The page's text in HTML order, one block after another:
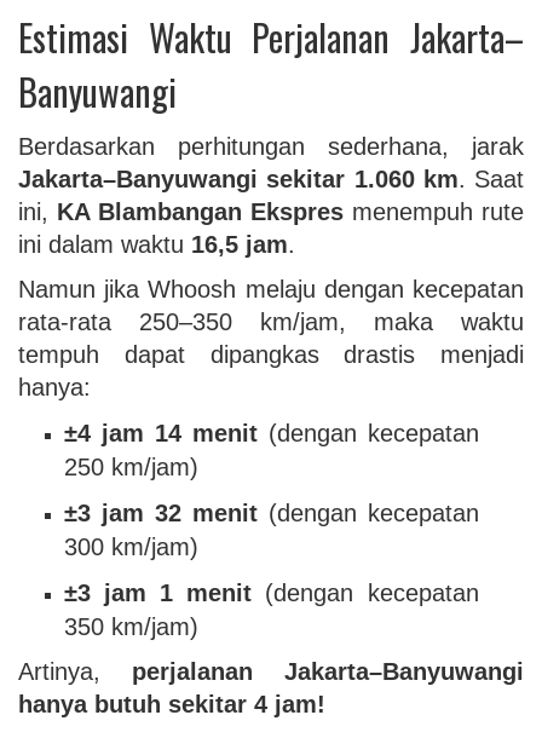
Estimasi Waktu Perjalanan Jakarta–
Banyuwangi
Berdasarkan perhitungan sederhana, jarak
Jakarta–Banyuwangi sekitar 1.060 km. Saat
ini, KA Blambangan Ekspres menempuh rute
ini dalam waktu 16,5 jam.
Namun jika Whoosh melaju dengan kecepatan
rata-rata 250–350 km/jam, maka waktu
tempuh dapat dipangkas drastis menjadi
hanya:
±4 jam 14 menit(dengan kecepatan
250 km/jam)
±3 jam 32 menit(dengan kecepatan
300 km/jam)
±3 jam 1 menit (dengan kecepatan
350 km/jam)
Artinya, perjalanan Jakarta–Banyuwangi
hanya butuh sekitar 4 jam!